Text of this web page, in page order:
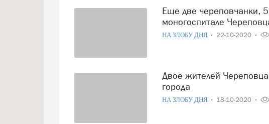
Еще две череповчанки, 53 и 89 лет, скончались в
моногоспитале
НА ЗЛОБУ ДНЯ 22-10-2020
Двое жителей Череповца скончались в моногоспитале
города
НА ЗЛОБУ ДНЯ 18-10-2020